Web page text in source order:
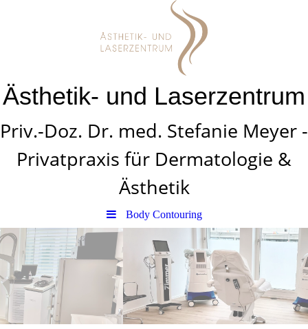
Ästhetik- und Laserzentrum
Priv.-Doz. Dr. med. Stefanie Meyer -
Privatpraxis für Dermatologie &
Ästhetik
Body Contouring